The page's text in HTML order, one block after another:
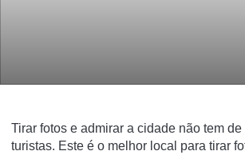
Tirar fotos e admirar a cidade não tem de
turistas. Este é o melhor local para tirar